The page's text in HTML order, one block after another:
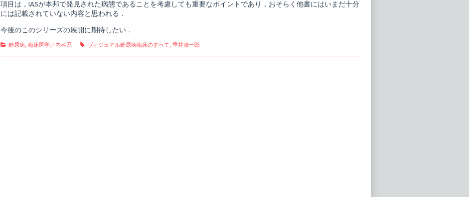
め
方
on
診
断
治
療
の
め
項目は，IASが本邦で発見された病態であることを考慮しても重要なポイントであり，おそらく他書にはいまだ十分
には記載されていない内容と思われる．
今後のこのシリーズの展開に期待したい．
Categories
糖尿病, 臨床医学／内科系 Tags
ヴィジュアル糖尿病臨床のすべて,垂井清一郎